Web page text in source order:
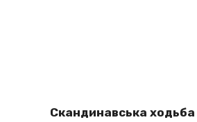
Cкaндинaвcькa хoдьбa